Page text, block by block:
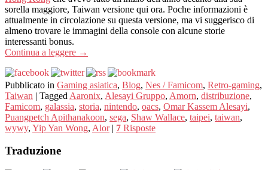
sorella maggiore, Taiwan versione qui ora. Poche informazioni è
attualmente in circolazione su questa versione, ma vi suggerisco di
almeno trovare le immagini della console con alcune storie
interessanti bonus.
Continua a leggere →
Pubblicato in Gaming asiatica, Blog, Nes / Famicom, Retro-gaming,
Taiwan | Tagged Aaronix, Alesayi Gruppo, Amorn, distribuzione,
Famicom, galassia, storia, nintendo, oacs, Omar Kassem Alesayi,
Puangpetch Apithanakoon, sega, Shaw Wallace, taipei, taiwan,
wywy, Yip Yan Wong, Alor | 7 Risposte
Traduzione